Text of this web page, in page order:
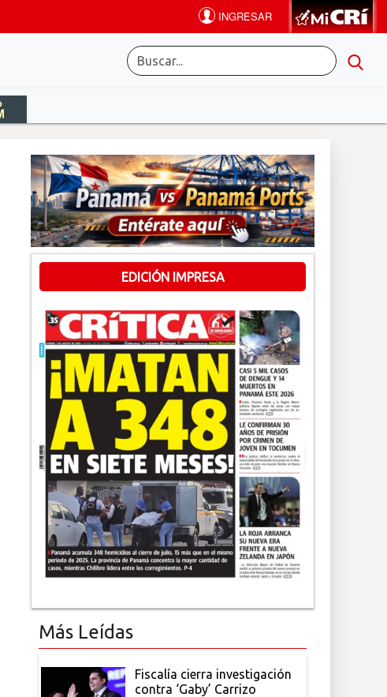
EDICIÓN IMPRESA
Más Leídas
Fiscalía cierra investigación
contra ‘Gaby’ Carrizo